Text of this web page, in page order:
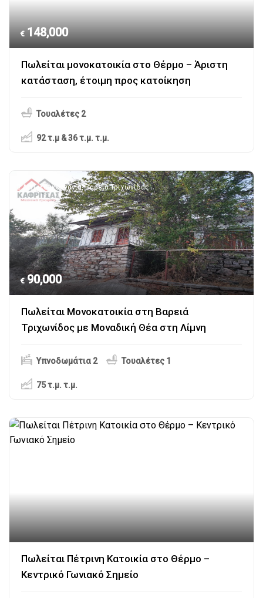
€ 148,000
Πωλείται μονοκατοικία στο Θέρμο – Άριστη
κατάσταση, έτοιμη προς κατοίκηση
Τουαλέτες 2
92 τ.μ & 36 τ.μ. τ.μ.
Αιτωλοακαρνανία,Βαρειά Τριχωνίδας
€ 90,000
Πωλείται Μονοκατοικία στη Βαρειά
Τριχωνίδος με Μοναδική Θέα στη Λίμνη
Υπνοδωμάτια 2 Τουαλέτες 1
75 τ.μ. τ.μ.
Αιτωλοακαρνανία
Πωλείται Πέτρινη Κατοικία στο Θέρμο –
Κεντρικό Γωνιακό Σημείο